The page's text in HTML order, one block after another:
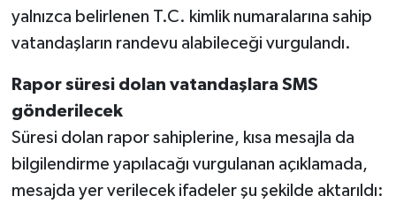
yalnızca belirlenen T.C. kimlik numaralarına sahip
vatandaşların randevu alabileceği vurgulandı.
Rapor süresi dolan vatandaşlara SMS
gönderilecek
Süresi dolan rapor sahiplerine, kısa mesajla da
bilgilendirme yapılacağı vurgulanan açıklamada,
mesajda yer verilecek ifadeler şu şekilde aktarıldı: